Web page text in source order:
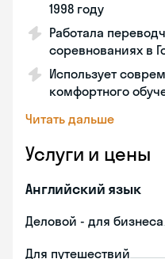
1998 году
Работала
соревнованиях в
Использует
комфортного
Читать дальше
Услуги и цены
Английский язык
Деловой - для бизнеса
Для путешествий